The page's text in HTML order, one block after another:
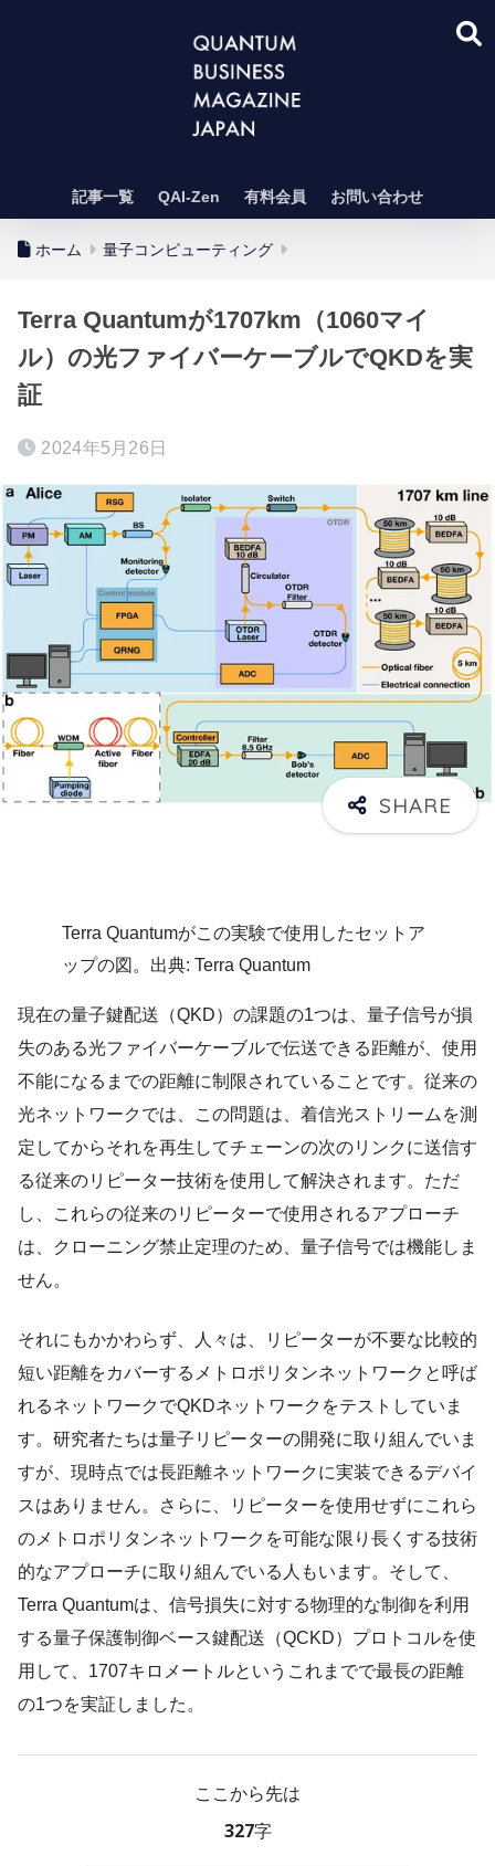
記事一覧 QAI-Zen 有料会員 お問い合わせ
ホーム 量子コンピューティング
Terra Quantumが1707km（1060マイ
ル）の光ファイバーケーブルでQKDを実
証
2024年5月26日
Terra Quantumがこの実験で使用したセットア
ップの図。出典: Terra Quantum
現在の量子鍵配送（QKD）の課題の1つは、量子信号が損
失のある光ファイバーケーブルで伝送できる距離が、使用
不能になるまでの距離に制限されていることです。従来の
光ネットワークでは、この問題は、着信光ストリームを測
定してからそれを再生してチェーンの次のリンクに送信す
る従来のリピーター技術を使用して解決されます。ただ
し、これらの従来のリピーターで使用されるアプローチ
は、クローニング禁止定理のため、量子信号では機能しま
せん。
それにもかかわらず、人々は、リピーターが不要な比較的
短い距離をカバーするメトロポリタンネットワークと呼ば
れるネットワークでQKDネットワークをテストしていま
す。研究者たちは量子リピーターの開発に取り組んでいま
すが、現時点では長距離ネットワークに実装できるデバイ
スはありません。さらに、リピーターを使用せずにこれら
のメトロポリタンネットワークを可能な限り長くする技術
的なアプローチに取り組んでいる人もいます。そして、
Terra Quantumは、信号損失に対する物理的な制御を利用
する量子保護制御ベース鍵配送（QCKD）プロトコルを使
用して、1707キロメートルというこれまでで最長の距離
の1つを実証しました。
ここから先は
327字